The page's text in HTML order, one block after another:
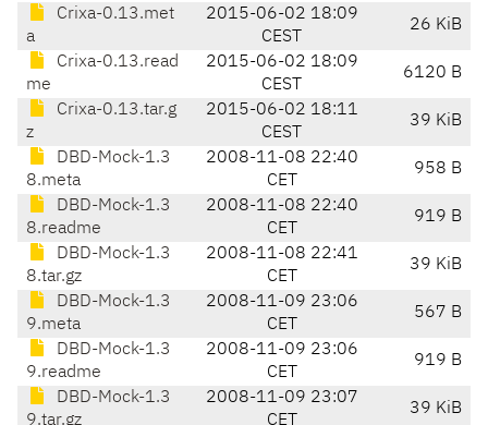
Crixa-0.13.met
a
2015-06-02 18:09
CEST
26 KiB
Crixa-0.13.read
me
2015-06-02 18:09
CEST
6120 B
Crixa-0.13.tar.g
z
2015-06-02 18:11
CEST
39 KiB
DBD-Mock-1.3
8.meta
2008-11-08 22:40
CET
958 B
DBD-Mock-1.3
8.readme
2008-11-08 22:40
CET
919 B
DBD-Mock-1.3
8.tar.gz
2008-11-08 22:41
CET
39 KiB
DBD-Mock-1.3
9.meta
2008-11-09 23:06
CET
567 B
DBD-Mock-1.3
9.readme
2008-11-09 23:06
CET
919 B
DBD-Mock-1.3
9.tar.gz
2008-11-09 23:07
CET
39 KiB